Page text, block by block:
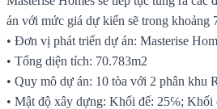
án với mức giá dự kiến sẽ trong khoảng
• Đơn vị phát triển dự án: Masterise
• Tổng diện tích: 70.783m2
• Quy mô dự án: 10 tòa với 2 phân khu
• Mật độ xây dựng: Khối đế: 25℅; Khối